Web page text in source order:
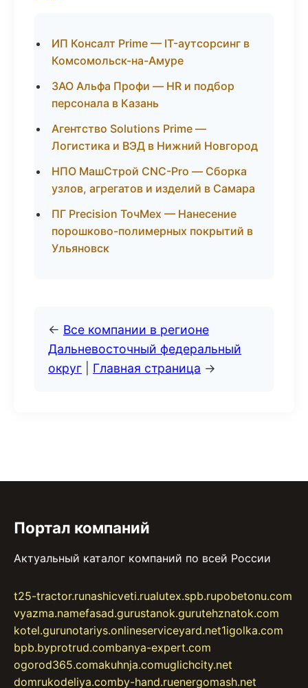
ИП Консалт Prime — IT-аутсорсинг в
Комсомольск-на-Амуре
ЗАО Альфа Профи — HR и подбор
персонала в Казань
Агентство Solutions Prime —
Логистика и ВЭД в Нижний Новгород
НПО МашСтрой CNC-Pro — Сборка
узлов, агрегатов и изделий в Самара
ПГ Precision ТочМех — Нанесение
порошково-полимерных покрытий в
Ульяновск
← Все компании в регионе
Дальневосточный федеральный
округ
Главная страница →
Портал компаний
Актуальный каталог компаний по всей России
t25-tractor.runashicveti.rualutex.spb.rupobetonu.com
vyazma.namefasad.gurustanok.gurutehznatok.com
kotel.gurunotariys.onlineserviceyard.net1igolka.com
bpb.byprotrud.combanya-expert.com
ogorod365.comakuhnja.comuglichcity.net
domrukodeliya.comby-hand.ruenergomash.net